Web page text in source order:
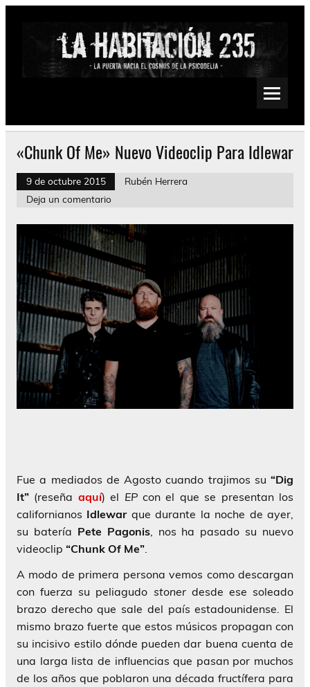
Saltar
Psychedelic, Stoner, Doom, Sludge, Fuzz, Space, Drone
«Chunk Of Me» Nuevo Videoclip Para Idlewar
9 de octubre 2015
Rubén Herrera
Deja un comentario
Fue a mediados de Agosto cuando trajimos su “Dig
It” (reseña aquí) el EPcon el que se presentan los
californianos Idlewarque durante la noche de ayer,
su batería Pete Pagonis, nos ha pasado su nuevo
videoclip “Chunk Of Me”.
A modo de primera persona vemos como descargan
con fuerza su peliagudo stonerdesde ese soleado
brazo derecho que sale del país estadounidense. El
mismo brazo fuerte que estos músicos propagan con
su incisivo estilo dónde pueden dar buena cuenta de
una larga lista de influencias que pasan por muchos
de los años que poblaron una década fructífera para